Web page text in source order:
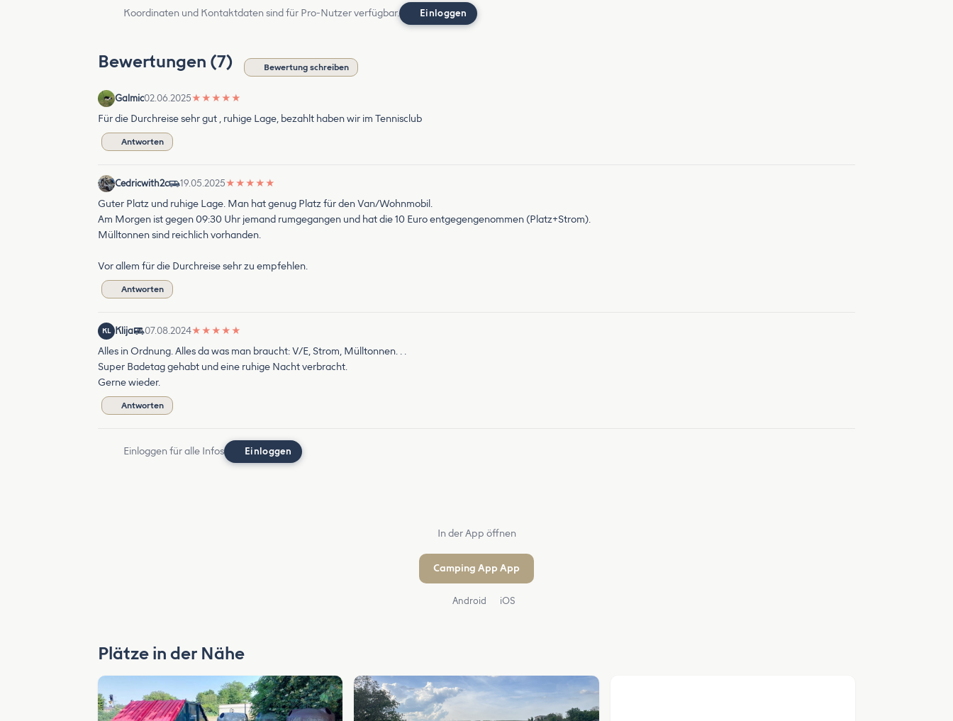
Koordinaten und Kontaktdaten sind für Pro-Nutzer verfügbar. Einloggen
Bewertungen (7) Bewertung schreiben
Galmic02.06.2025★ ★ ★ ★ ★
Für die Durchreise sehr gut , ruhige Lage, bezahlt haben wir im Tennisclub
Antworten
Cedricwith2c 19.05.2025★ ★ ★ ★ ★
Guter Platz und ruhige Lage. Man hat genug Platz für den Van/Wohnmobil.
Am Morgen ist gegen 09:30 Uhr jemand rumgegangen und hat die 10 Euro entgegengenommen (Platz+Strom).
Mülltonnen sind reichlich vorhanden.
Vor allem für die Durchreise sehr zu empfehlen.
Antworten
KL Klija 07.08.2024★ ★ ★ ★ ★
Alles in Ordnung. Alles da was man braucht: V/E, Strom, Mülltonnen. . .
Super Badetag gehabt und eine ruhige Nacht verbracht.
Gerne wieder.
Antworten
Einloggen für alle Infos Einloggen
In der App öffnen
Camping App App
Android iOS
Plätze in der Nähe